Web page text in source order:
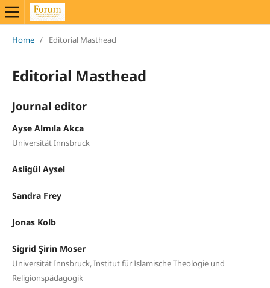
Home / Editorial Masthead
Editorial Masthead
Journal editor
Ayse Almıla Akca
Universität Innsbruck
Asligül Aysel
Sandra Frey
Jonas Kolb
Sigrid Şirin Moser
Universität Innsbruck, Institut für Islamische Theologie und
Religionspädagogik